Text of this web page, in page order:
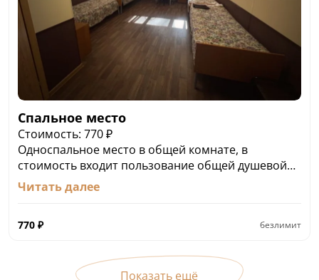
Спальное место
Стоимость: 770 ₽
Односпальное место в общей комнате, в
стоимость входит пользование общей душевой
комнатой и общей кухней. Комплект спального
белья входит в стоимость.
Читать далее
770 ₽ безлимит
Показать ещё